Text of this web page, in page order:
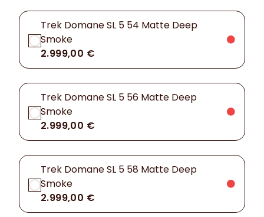
Trek Domane SL 5 54 Matte Deep
Smoke
2.999,00 €
Trek Domane SL 5 56 Matte Deep
Smoke
2.999,00 €
Trek Domane SL 5 58 Matte Deep
Smoke
2.999,00 €